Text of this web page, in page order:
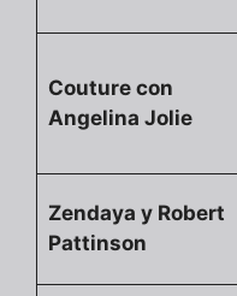
Couture con
Angelina Jolie
Zendaya y Robert
Pattinson